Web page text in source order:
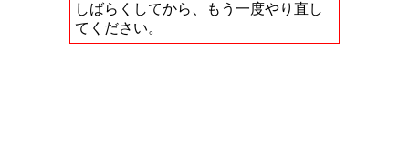
しばらくしてから、もう一度やり直し
てください。